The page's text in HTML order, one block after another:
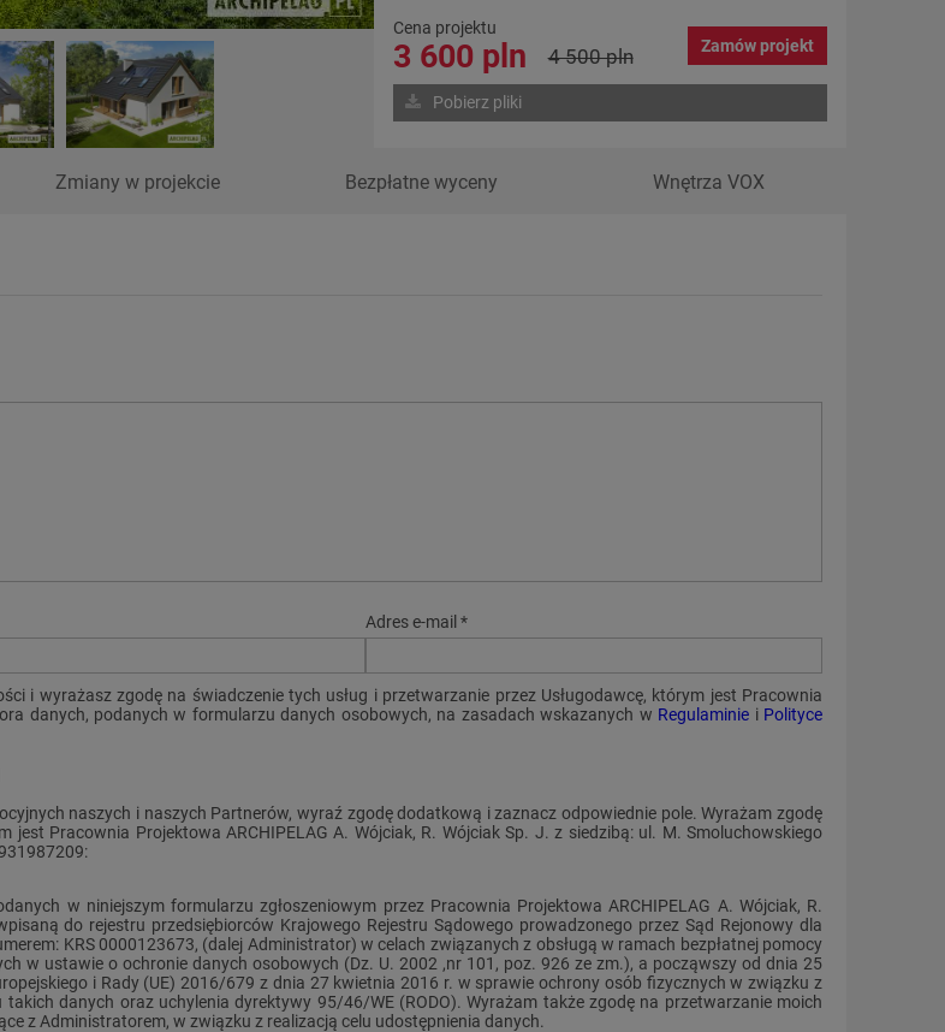
Cena projektu
3 600 pln 4 500 pln Zamów projekt
Pobierz pliki
Zmiany w projekcie Bezpłatne wyceny Wnętrza VOX
Adres e-mail *
i wyrażasz zgodę na świadczenie tych usług i przetwarzanie przez Usługodawcę, którym jest Pracownia
danych, podanych w formularzu danych osobowych, na zasadach wskazanych w Regulaminie i Polityce
naszych i naszych Partnerów, wyraź zgodę dodatkową i zaznacz odpowiednie pole. Wyrażam zgodę
Pracownia Projektowa ARCHIPELAG A. Wójciak, R. Wójciak Sp. J. z siedzibą: ul. M. Smoluchowskiego
w niniejszym formularzu zgłoszeniowym przez Pracownia Projektowa ARCHIPELAG A. Wójciak, R.
do rejestru przedsiębiorców Krajowego Rejestru Sądowego prowadzonego przez Sąd Rejonowy dla
KRS 0000123673, (dalej Administrator) w celach związanych z obsługą w ramach bezpłatnej pomocy
w ustawie o ochronie danych osobowych (Dz. U. 2002 ,nr 101, poz. 926 ze zm.), a począwszy od dnia 25
i Rady (UE) 2016/679 z dnia 27 kwietnia 2016 r. w sprawie ochrony osób fizycznych w związku z
danych oraz uchylenia dyrektywy 95/46/WE (RODO). Wyrażam także zgodę na przetwarzanie moich
z Administratorem, w związku z realizacją celu udostępnienia danych.